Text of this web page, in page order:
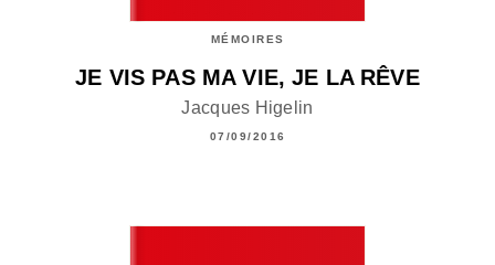
MÉMOIRES
JE VIS PAS MA VIE, JE LA RÊVE
Jacques Higelin
07/09/2016